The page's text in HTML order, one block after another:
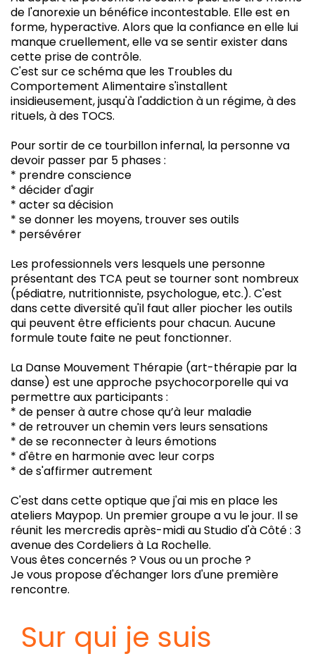
de l'anorexie un bénéfice incontestable. Elle est en
forme, hyperactive. Alors que la confiance en elle lui
manque cruellement, elle va se sentir exister dans
cette prise de contrôle.
C'est sur ce schéma que les Troubles du
Comportement Alimentaire s'installent
insidieusement, jusqu'à l'addiction à un régime, à des
rituels, à des TOCS.
Pour sortir de ce tourbillon infernal, la personne va
devoir passer par 5 phases :
* prendre conscience
* décider d'agir
* acter sa décision
* se donner les moyens, trouver ses outils
* persévérer
Les professionnels vers lesquels une personne
présentant des TCA peut se tourner sont nombreux
(pédiatre, nutritionniste, psychologue, etc.). C'est
dans cette diversité qu'il faut aller piocher les outils
qui peuvent être efficients pour chacun. Aucune
formule toute faite ne peut fonctionner.
La Danse Mouvement Thérapie (art-thérapie par la
danse) est une approche psychocorporelle qui va
permettre aux participants :
* de penser à autre chose qu’à leur maladie
* de retrouver un chemin vers leurs sensations
* de se reconnecter à leurs émotions
* d'être en harmonie avec leur corps
* de s'affirmer autrement
C'est dans cette optique que j'ai mis en place les
ateliers Maypop. Un premier groupe a vu le jour. Il se
réunit les mercredis après-midi au Studio d'à Côté : 3
avenue des Cordeliers à La Rochelle.
Vous êtes concernés ? Vous ou un proche ?
Je vous propose d'échanger lors d'une première
rencontre.
Sur qui je suis